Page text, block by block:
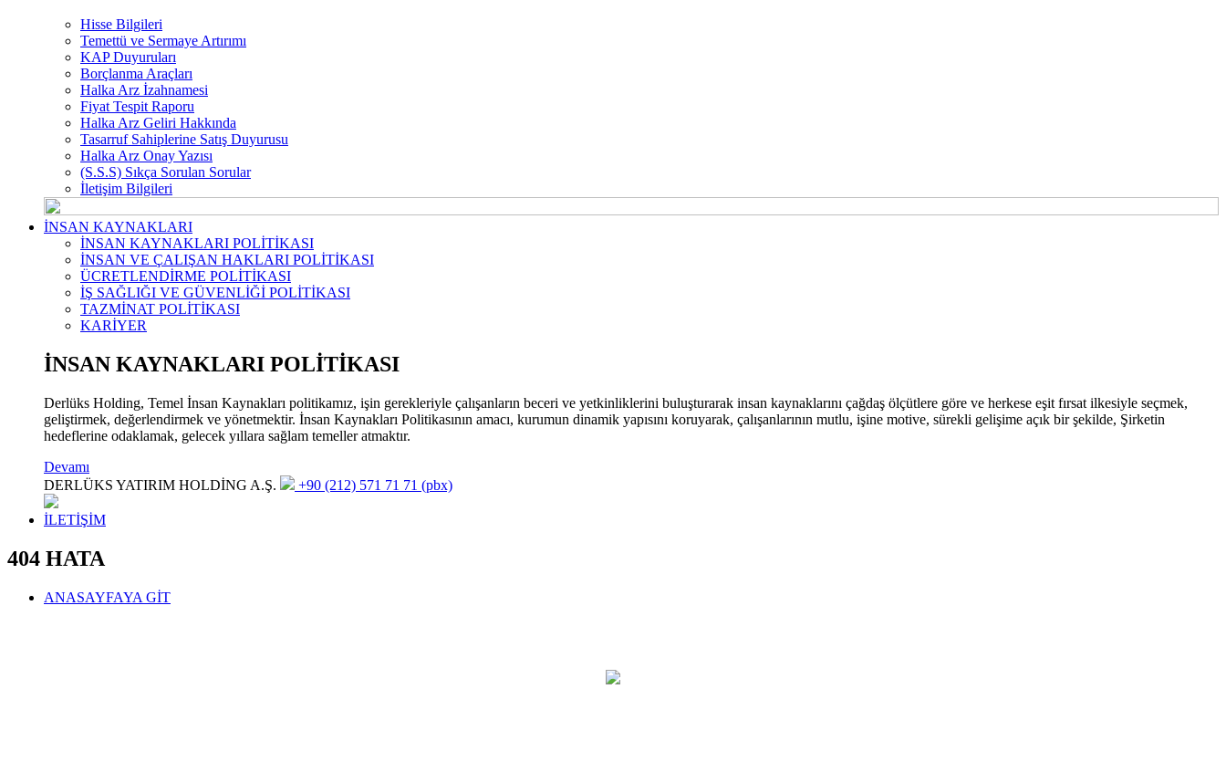
Hisse Bilgileri
Temettü ve Sermaye Artırımı
KAP Duyuruları
Borçlanma Araçları
Halka Arz İzahnamesi
Fiyat Tespit Raporu
Halka Arz Geliri Hakkında
Tasarruf Sahiplerine Satış Duyurusu
Halka Arz Onay Yazısı
(S.S.S) Sıkça Sorulan Sorular
İletişim Bilgileri
İNSAN KAYNAKLARI
İNSAN KAYNAKLARI POLİTİKASI
İNSAN VE ÇALIŞAN HAKLARI POLİTİKASI
ÜCRETLENDİRME POLİTİKASI
İŞ SAĞLIĞI VE GÜVENLİĞİ POLİTİKASI
TAZMİNAT POLİTİKASI
KARİYER
İNSAN KAYNAKLARI POLİTİKASI
Derlüks Holding, Temel İnsan Kaynakları politikamız, işin gerekleriyle çalışanların beceri ve yetkinliklerini buluşturarak insan kaynaklarını çağdaş ölçütlere göre ve herkese eşit fırsat ilkesiyle seçmek,
geliştirmek, değerlendirmek ve yönetmektir. İnsan Kaynakları Politikasının amacı, kurumun dinamik yapısını koruyarak, çalışanlarının mutlu, işine motive, sürekli gelişime açık bir şekilde, Şirketin
hedeflerine odaklamak, gelecek yıllara sağlam temeller atmaktır.
Devamı
DERLÜKS YATIRIM HOLDİNG A.Ş.
+90 (212) 571 71 71 (pbx)
İLETİŞİM
404 HATA
ANASAYFAYA GİT